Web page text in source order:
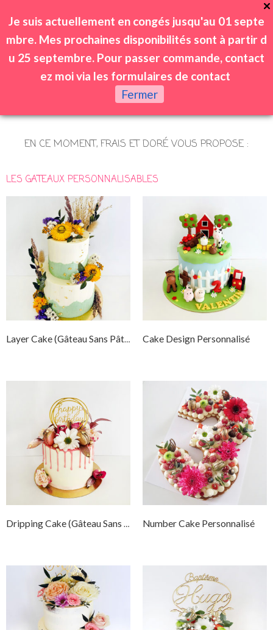
EN CE MOMENT, FRAIS ET DORÉ VOUS PROPOSE :
LES GATEAUX PERSONNALISABLES
Layer Cake (Gâteau Sans Pâte À Sucre) Cake Design Personnalisé
Dripping Cake (Gâteau Sans Pâte À Sucre) Number Cake Personnalisé
Je suis actuellement en congés jusqu'au 01 septe
mbre. Mes prochaines disponibilités sont à partir d
u 25 septembre. Pour passer commande, contact
ez moi via les formulaires de contact
Fermer